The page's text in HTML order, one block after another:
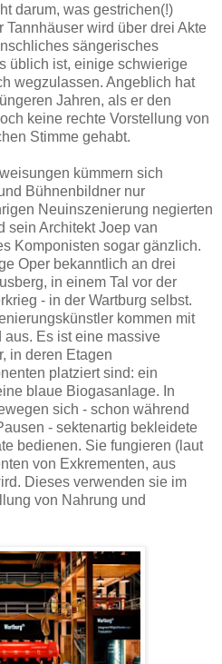
darum, was gestrichen(!)
Tannhäuser wird über drei Akte
sängerisches
üblich ist, einige schwierige
wegzulassen. Angeblich hat
Jahren, als er den
keine rechte Vorstellung von
Stimme gehabt.
kümmern sich
Bühnenbildner nur
Neuinszenierung negierten
sein Architekt Joep van
Komponisten sogar gänzlich.
Oper bekanntlich an drei
in einem Tal vor der
- in der Wartburg selbst.
kommen mit
Es ist eine massive
in deren Etagen
platziert sind: ein
blaue Biogasanlage. In
sich - schon während
- sektenartig bekleidete
bedienen. Sie fungieren (laut
von Exkrementen, aus
Dieses verwenden sie im
von Nahrung und